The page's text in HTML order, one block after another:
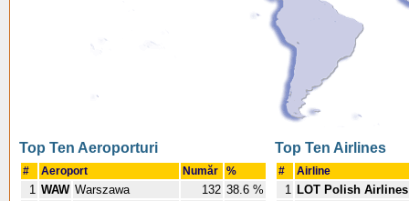
Top Ten Aeroporturi
# Aeroport Număr %
1 WAW Warszawa 132 38.6 %
Top Ten Airlines
# Airline
1 LOT Polish Airlines